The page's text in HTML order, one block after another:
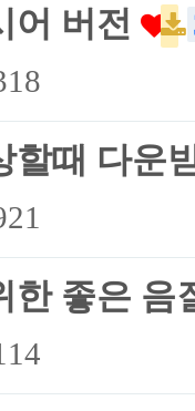
어 버전
할때 다운
한 좋은 음